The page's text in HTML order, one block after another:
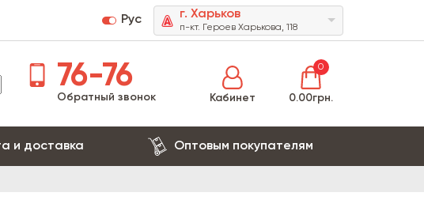
Рус г. Харьков
п-кт. Героев Харькова, 118
76-76
Обратный звонок Кабинет
0
0.00грн.
и доставка Оптовым покупателям